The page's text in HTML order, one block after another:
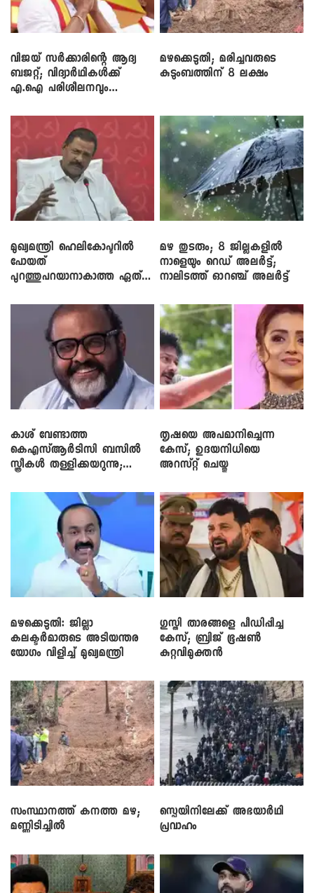
വിജയ് സർക്കാരിന്റെ ആദ്യ
ബജറ്റ്; വിദ്യാർഥികൾക്ക്
എ.ഐ പരിശീലനവും
മഴക്കെടുതി; മരിച്ചവരുടെ
കുടുംബത്തിന് 8 ലക്ഷം
മുഖ്യമന്ത്രി ഹെലികോപ്ടറിൽ
പോയത്
പുറത്തുപറയാനാകാത്ത ഏത്
മഴ തുടരും; 8 ജില്ലകളിൽ
നാളെയും റെഡ് അലർട്ട്;
നാലിടത്ത് ഓറഞ്ച് അലർട്ട്
കാശ് വേണ്ടാത്ത
കെഎസ്ആർടിസി ബസിൽ
സ്ത്രീകൾ തള്ളിക്കയറുന്നു;
തൃഷയെ അപമാനിച്ചെന്ന
കേസ്; ഉദയനിധിയെ
അറസ്റ്റ് ചെയ്തു
മഴക്കെടുതി: ജില്ലാ
കലക്ടർമാരുടെ അടിയന്തര
യോഗം വിളിച്ച് മുഖ്യമന്ത്രി
​ഗുസ്തി താരങ്ങളെ പീഡിപ്പിച്ച
കേസ്; ബ്രിജ് ഭൂഷൺ
കുറ്റവിമുക്തൻ
സംസ്ഥാനത്ത് കനത്ത മഴ;
മണ്ണിടിച്ചിൽ
സ്പെയിനിലേക്ക് അഭയാർഥി
പ്രവാഹം